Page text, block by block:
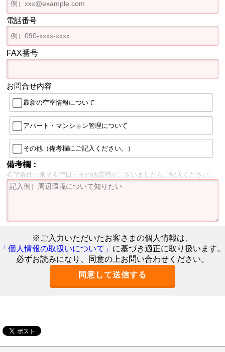
電話番号
FAX番号
お問合せ内容
最新の空室情報について
アパート・マンション管理について
その他（備考欄にご記入ください。）
備考欄：
希望条件・来店希望日・その他質問がございましたらご記入ください。
※ご入力いただいたお客さまの個人情報は、
「個人情報の取扱いについて」 に基づき適正に取り扱います。
必ずお読みになり、同意の上お問い合わせください。